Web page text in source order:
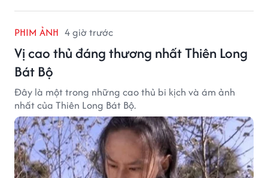
PHIM ẢNH 4 giờ trước
Vị cao thủ đáng thương nhất Thiên Long
Bát Bộ
Đây là một trong những cao thủ bi kịch và ám ảnh
nhất của Thiên Long Bát Bộ.